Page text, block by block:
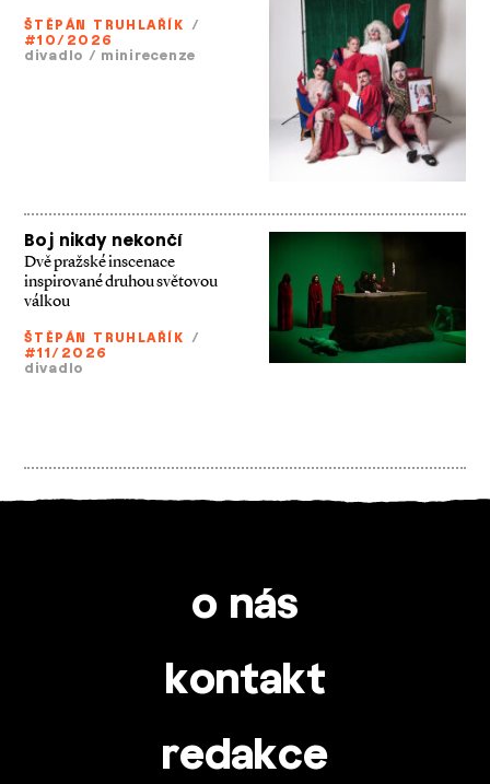
ŠTĚPÁN TRUHLAŘÍK /
#10/2026
divadlo / minirecenze
Boj nikdy nekončí
Dvě pražské inscenace
inspirované druhou světovou
válkou
ŠTĚPÁN TRUHLAŘÍK /
#11/2026
divadlo
o nás
kontakt
redakce